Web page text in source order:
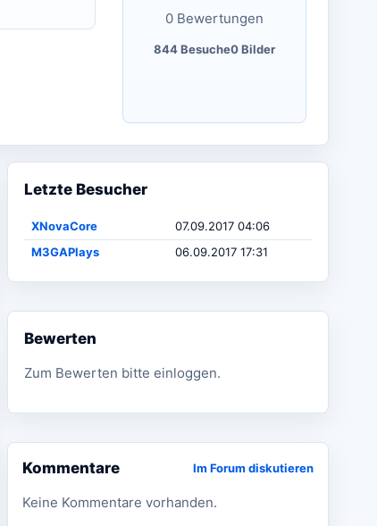
0 Bewertungen
844 Besuche0 Bilder
Letzte Besucher
XNovaCore
07.09.2017 04:06
M3GAPlays
06.09.2017 17:31
Bewerten
Zum Bewerten bitte einloggen.
Kommentare Im Forum diskutieren
Keine Kommentare vorhanden.